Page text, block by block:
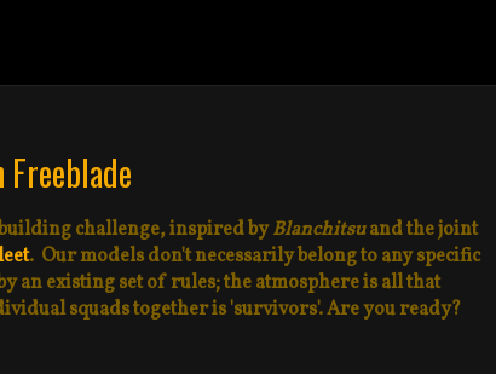
challenge, inspired byBlanchitsuand the joint
. Our models don't necessarily belong to any specific
an existing set of rules; the atmosphere is all that
squads together is 'survivors'. Are you ready?